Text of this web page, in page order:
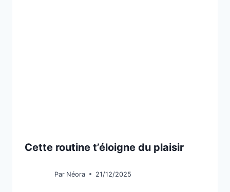
Cette routine t’éloigne du plaisir
Par Néora 21/12/2025